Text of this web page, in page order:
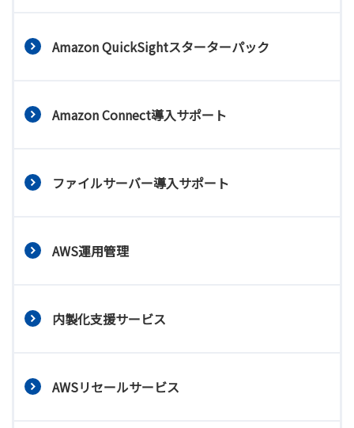
Amazon QuickSightスターターパック
Amazon Connect導入サポート
ファイルサーバー導入サポート
AWS運用管理
内製化支援サービス
AWSリセールサービス